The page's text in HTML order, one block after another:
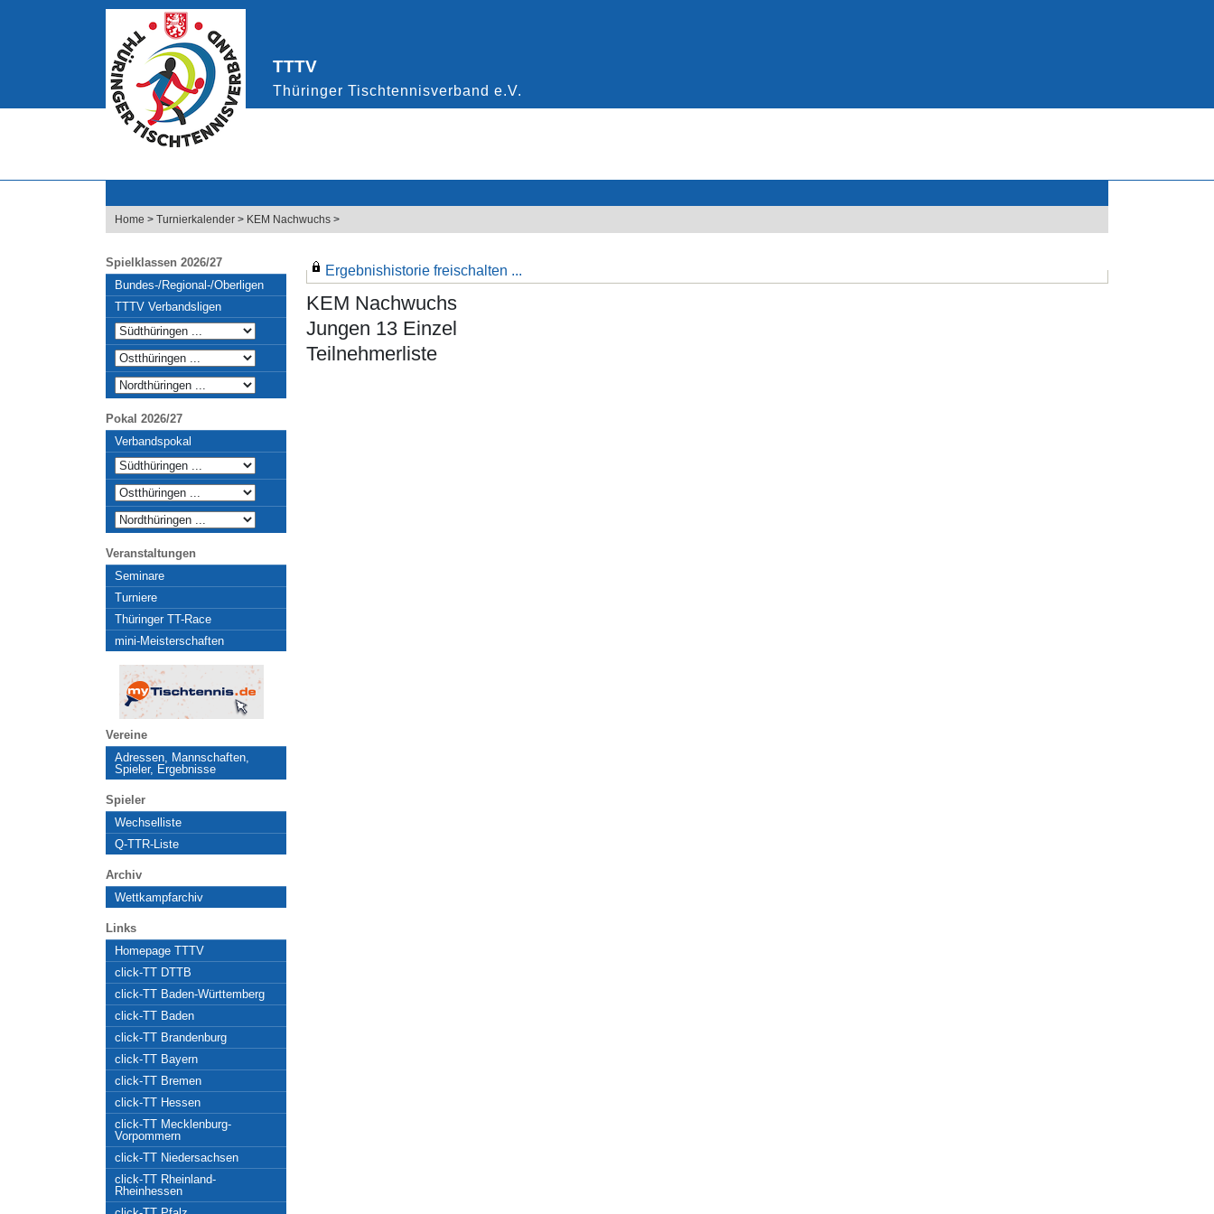
Home > Turnierkalender > KEM Nachwuchs >
Spielklassen 2026/27
Bundes-/Regional-/Oberligen
TTTV Verbandsligen
Pokal 2026/27
Verbandspokal
Veranstaltungen
Seminare
Turniere
Thüringer TT-Race
mini-Meisterschaften
Vereine
Adressen, Mannschaften,
Spieler, Ergebnisse
Spieler
Wechselliste
Q-TTR-Liste
Archiv
Wettkampfarchiv
Links
Homepage TTTV
click-TT DTTB
click-TT Baden-Württemberg
click-TT Baden
click-TT Brandenburg
click-TT Bayern
click-TT Bremen
click-TT Hessen
click-TT Mecklenburg-
Vorpommern
click-TT Niedersachsen
click-TT Rheinland-
Rheinhessen
Ergebnishistorie freischalten ...
KEM Nachwuchs
Jungen 13 Einzel
Teilnehmerliste